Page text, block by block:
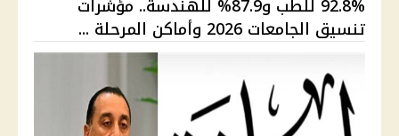
92.8% للطب و87.9% للهندسة.. مؤشرات
تنسيق الجامعات 2026 وأماكن المرحلة ...